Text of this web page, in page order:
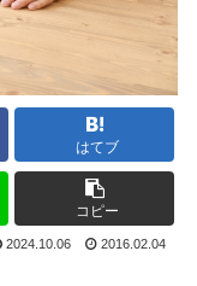
はてブ
コピー
2024.10.06 2016.02.04